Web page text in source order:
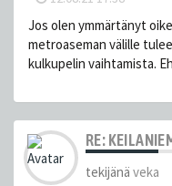
Jos olen ymmärtänyt
metroaseman välille
kulkupelin vaihtamista.
RE:
tekijänä veka